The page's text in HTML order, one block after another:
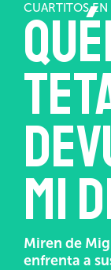
CUARTITOS
mi
Miren de
enfrenta a